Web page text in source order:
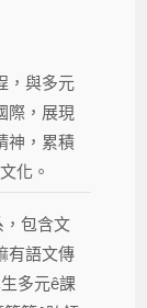
，與多元
際，展現
神，累積
化。
，包含文
有語文傳
多元ê課